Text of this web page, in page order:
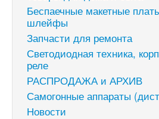
Беспаечные макетные
шлейфы
Запчасти для ремонта
Светодиодная техника,
реле
РАСПРОДАЖА и АРХИВ
Самогонные аппараты
Новости